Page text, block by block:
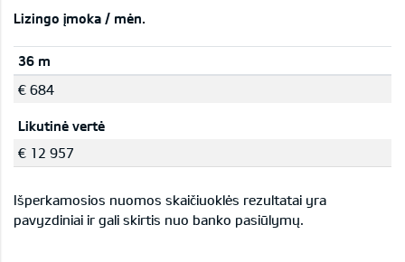
Lizingo įmoka / mėn.
36 m
€ 684
Likutinė vertė
€ 12 957
Išperkamosios nuomos skaičiuoklės rezultatai yra
pavyzdiniai ir gali skirtis nuo banko pasiūlymų.